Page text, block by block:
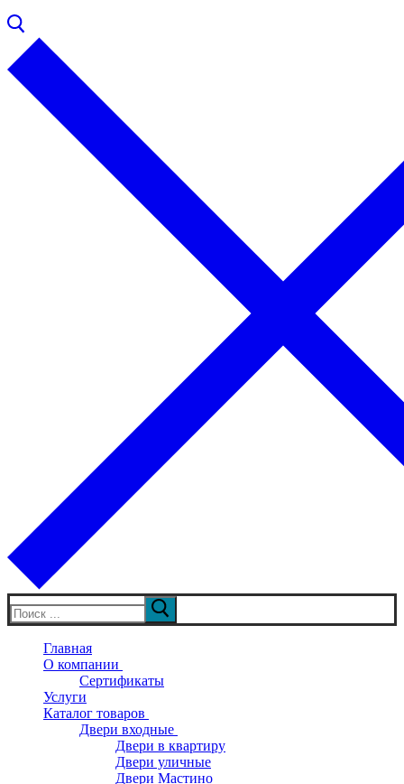
Искать:
Главная
О компании
Сертификаты
Услуги
Каталог товаров
Двери входные
Двери в квартиру
Двери уличные
Двери Мастино